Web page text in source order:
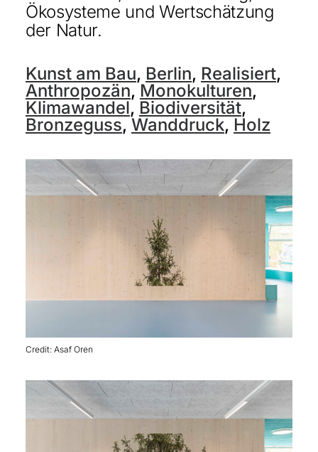
Ökosysteme und Wertschätzung
der Natur.
Kunst am Bau, Berlin, Realisiert,
Anthropozän, Monokulturen,
Klimawandel, Biodiversität,
Bronzeguss, Wanddruck, Holz
Credit: Asaf Oren